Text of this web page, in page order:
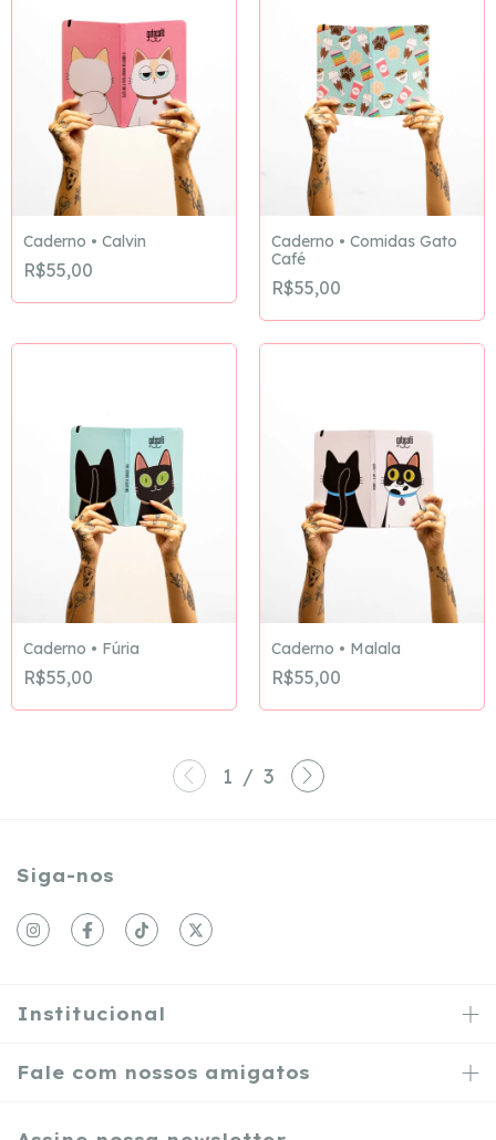
Caderno • Calvin
R$55,00
Caderno • Comidas Gato
Café
R$55,00
Caderno • Fúria
R$55,00
Caderno • Malala
R$55,00
1 / 3
Siga-nos
Institucional
Fale com nossos amigatos